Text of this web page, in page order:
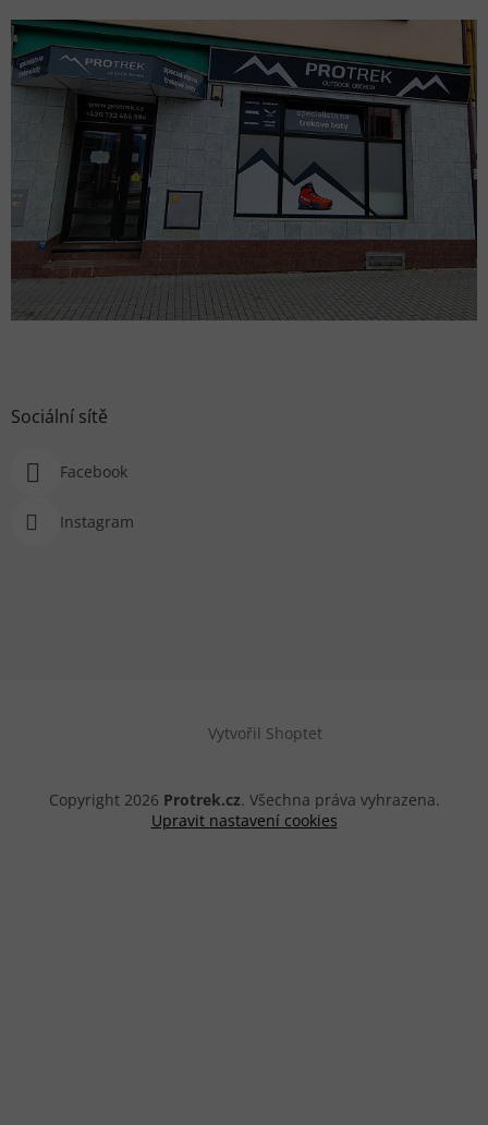
Sociální sítě
Facebook
Instagram
Vytvořil Shoptet
Copyright 2026 Protrek.cz. Všechna práva vyhrazena.
Upravit nastavení cookies